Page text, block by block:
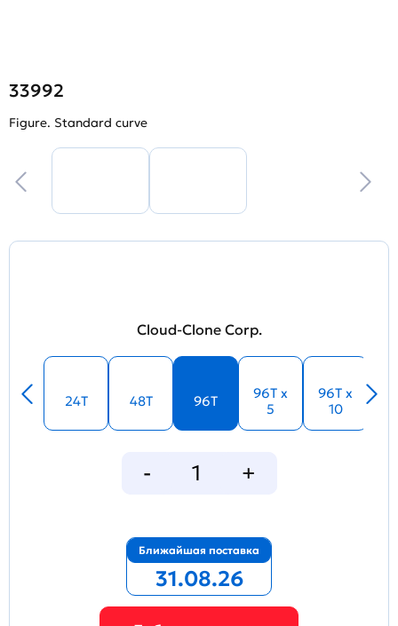
33992
Figure. Standard curve
Cloud-Clone Corp.
24T 48T 96T
96T x
5
96T x
10
Ближайшая поставка
31.08.26